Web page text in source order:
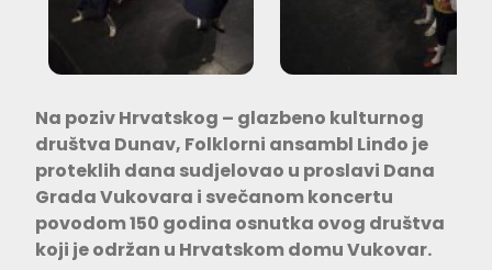
Na poziv Hrvatskog – glazbeno kulturnog
društva Dunav, Folklorni ansambl Linđo je
proteklih dana sudjelovao u proslavi Dana
Grada Vukovara i svečanom koncertu
povodom 150 godina osnutka ovog društva
koji je održan u Hrvatskom domu Vukovar.